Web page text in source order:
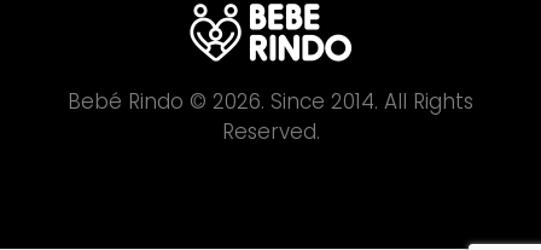
Bebé Rindo © 2026. Since 2014. All Rights
Reserved.